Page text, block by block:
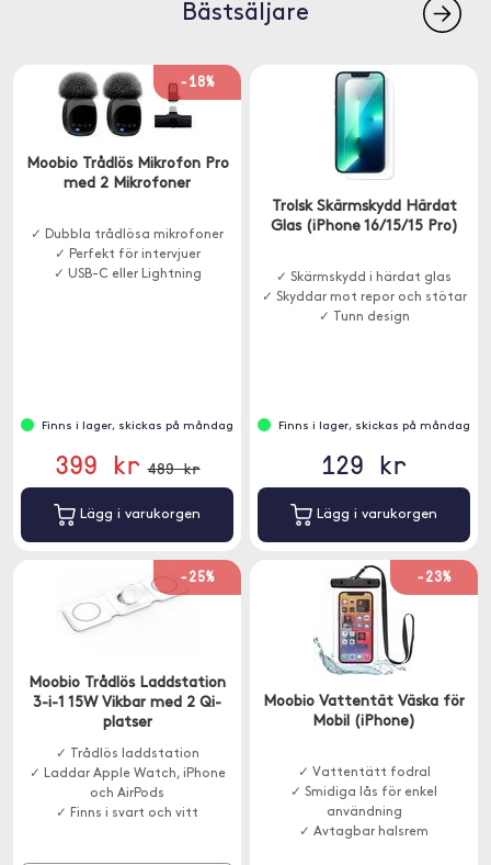
Bästsäljare
-18%
Moobio Trådlös Mikrofon Pro
med 2 Mikrofoner
✓ Dubbla trådlösa mikrofoner
✓ Perfekt för intervjuer
✓ USB-C eller Lightning
Finns i lager, skickas på måndag
399 kr 489 kr
Lägg i varukorgen
Trolsk Skärmskydd Härdat
Glas (iPhone 16/15/15 Pro)
✓ Skärmskydd i härdat glas
✓ Skyddar mot repor och stötar
✓ Tunn design
Finns i lager, skickas på måndag
129 kr
Lägg i varukorgen
-25%
Moobio Trådlös Laddstation
3-i-1 15W Vikbar med 2 Qi-
platser
✓ Trådlös laddstation
✓ Laddar Apple Watch, iPhone
och AirPods
✓ Finns i svart och vitt
-23%
Moobio Vattentät Väska för
Mobil (iPhone)
✓ Vattentätt fodral
✓ Smidiga lås för enkel
användning
✓ Avtagbar halsrem